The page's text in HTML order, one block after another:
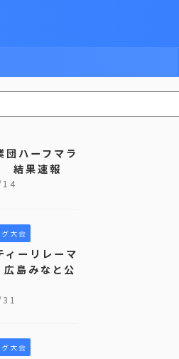
団ハーフマラ
結果速報
大会
ィーリレーマ
島みなと公
大会